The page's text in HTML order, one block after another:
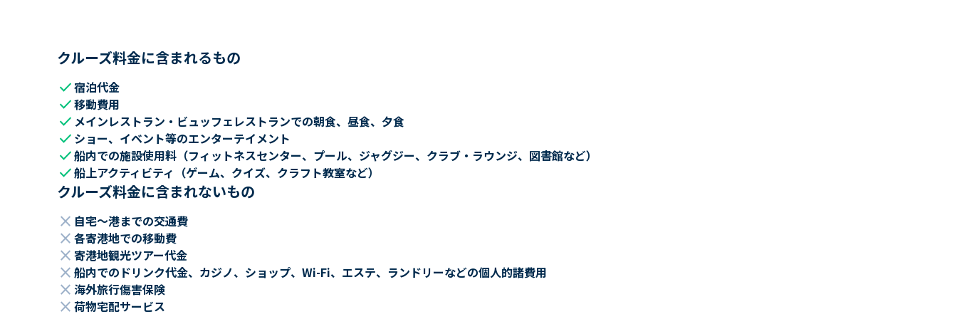
クルーズ料金に含まれるもの
check宿泊代金
check移動費用
check メインレストラン・ビュッフェレストランでの朝食、昼食、夕食
check ショー、イベント等のエンターテイメント
check船内での施設使用料（フィットネスセンター、プール、ジャグジー、クラブ・ラウンジ、図書館など）
check船上アクティビティ（ゲーム、クイズ、クラフト教室など）
クルーズ料金に含まれないもの
close 自宅～港までの交通費
close 各寄港地での移動費
close 寄港地観光ツアー代金
close 船内でのドリンク代金、カジノ、ショップ、Wi-Fi、エステ、ランドリーなどの個人的諸費用
close 海外旅行傷害保険
close 荷物宅配サービス